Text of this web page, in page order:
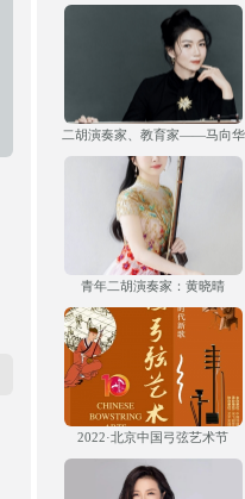
二胡演奏家、教育家——马向华
青年二胡演奏家：黄晓晴
2022·北京中国弓弦艺术节